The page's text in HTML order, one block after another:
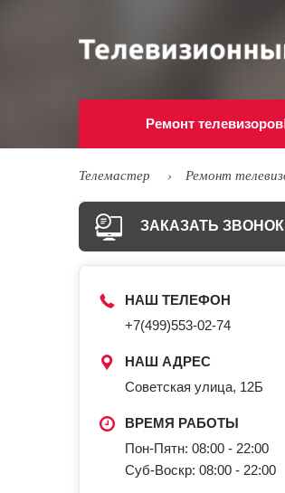
Ремонт телевизоров
Телемастер Ремонт
ЗАКАЗАТЬ ЗВОНОК
НАШ ТЕЛЕФОН
+7(499)553-02-74
НАШ АДРЕС
Советская улица, 12Б
ВРЕМЯ РАБОТЫ
Пон-Пятн: 08:00 - 22:00
Суб-Воскр: 08:00 - 22:00